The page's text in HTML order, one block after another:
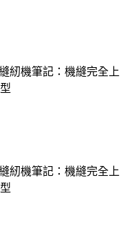
紉機筆記：機縫完全上
紉機筆記：機縫完全上